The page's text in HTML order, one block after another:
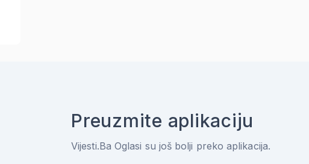
Preuzmite aplikaciju
Vijesti.Ba Oglasi su još bolji preko aplikacija.